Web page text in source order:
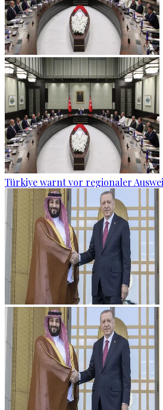
Türkiye warnt vor regionaler